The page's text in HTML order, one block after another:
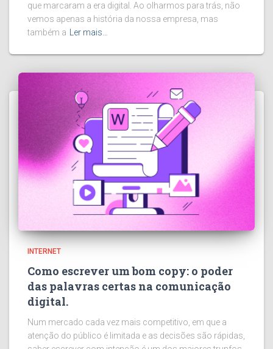
que marcaram a era digital. Ao olharmos para trás, não
vemos apenas a história da nossa empresa, mas
também a Ler mais…
INTERNET
Como escrever um bom copy: o poder
das palavras certas na comunicação
digital.
Num mercado cada vez mais competitivo, em que a
atenção do público é limitada e as decisões são rápidas,